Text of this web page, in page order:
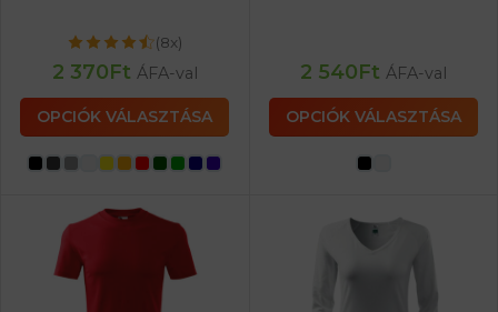
(8x)
2 370Ft ÁFA-val
OPCIÓK VÁLASZTÁSA
2 540Ft ÁFA-val
OPCIÓK VÁLASZTÁSA